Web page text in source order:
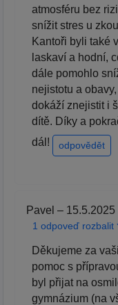
atmosféru bez
snížit stres u
Kantoři byli také
laskaví a hodní,
dále pomohlo
nejistotu a
dokáží znejistit i
dítě. Díky a
dál!
odpovědět
Pavel – 15.5.2025
1 odpoveď rozbalit
Děkujeme za vaši
pomoc s
byl přijat na
gymnázium (na